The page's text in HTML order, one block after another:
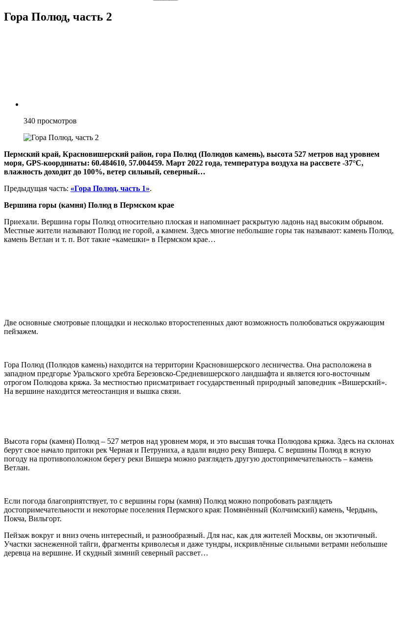
Гора Полюд, часть 2
340 просмотров
Пермский край, Красновишерский район, гора Полюд (Полюдов камень), высота 527 метров над уровнем
моря, GPS-координаты: 60.484610, 57.004459. Март 2022 года, температура воздуха на рассвете -37°C,
влажность доходит до 100%, ветер сильный, северный…
Предыдущая часть: «Гора Полюд, часть 1».
Вершина горы (камня) Полюд в Пермском крае
Приехали. Вершина горы Полюд относительно плоская и напоминает раскрытую ладонь над высоким обрывом.
Местные жители называют Полюд не горой, а камнем. Здесь многие небольшие горы так называют: камень Полюд,
камень Ветлан и т. п. Вот такие «камешки» в Пермском крае…
Две основные смотровые площадки и несколько второстепенных дают возможность полюбоваться окружающим
пейзажем.
Гора Полюд (Полюдов камень) находится на территории Красновишерского лесничества. Она расположена в
западном предгорье Уральского хребта Березовско-Средневишерского ландшафта и является юго-восточным
отрогом Полюдова кряжа. За местностью присматривает государственный природный заповедник «Вишерский».
На вершине находится метеостанция и вышка связи.
Высота горы (камня) Полюд – 527 метров над уровнем моря, и это высшая точка Полюдова кряжа. Здесь на склонах
берут свое начало притоки рек Черная и Петруниха, а вдали видно реку Вишера. С вершины Полюд в ясную
погоду на противоположном берегу реки Вишера можно разглядеть другую достопримечательность – камень
Ветлан.
Если погода благоприятствует, то с вершины горы (камня) Полюд можно попробовать разглядеть
достопримечательности и некоторые поселения Пермского края: Помянённый (Колчимский) камень, Чердынь,
Покча, Вильгорт.
Пейзаж вокруг и вниз очень интересный, и разнообразный. Для нас, как для жителей Москвы, он экзотичный.
Участки заснеженной тайги, фрагменты криволесья и даже тундры, искривлённые сильными ветрами небольшие
деревца на вершине. И скудный зимний северный рассвет…